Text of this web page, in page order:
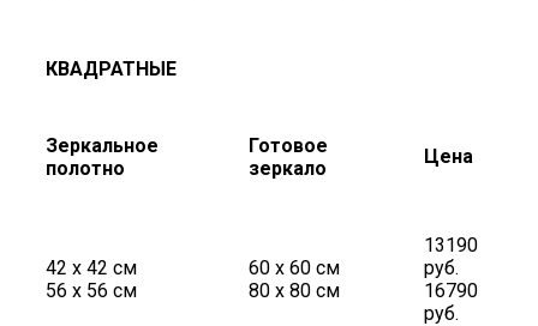
КВАДРАТНЫЕ
Зеркальное
полотно
Готовое
зеркало
Цена
42 х 42 см
56 х 56 см
60 х 60 см
80 х 80 см
13190
руб.
16790
руб.